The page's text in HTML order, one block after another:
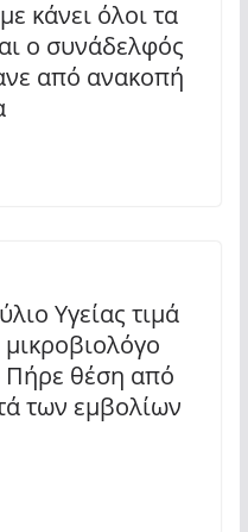
κάνει όλοι τα
ο συνάδελφός
από ανακοπή
Υγείας τιμά
Πήρε θέση από
των εμβολίων